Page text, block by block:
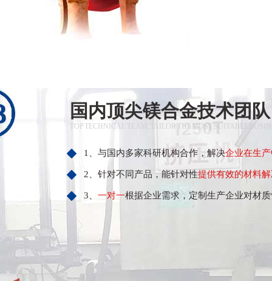
国内顶尖镁合金技术团
TOP TECHNICAL TEAM, TAILOR THE MOST SUITABLE
1、与国内多家科研机构合作，解决企业在生
2、针对不同产品，能针对性提供有效的材料
3、 一对一根据企业需求，定制生产企业对材